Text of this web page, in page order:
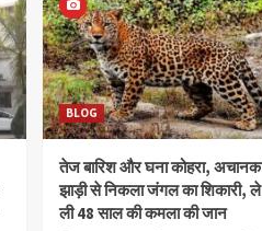
BLOG
तेज बारिश और घना कोहरा, अचानक
झाड़ी से निकला जंगल का शिकारी, ले
ली 48 साल की कमला की जान